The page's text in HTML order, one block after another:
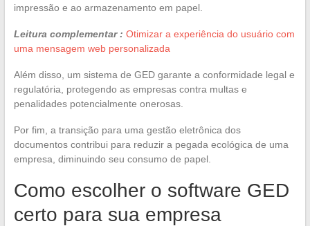
impressão e ao armazenamento em papel.
Leitura complementar : Otimizar a experiência do usuário com
uma mensagem web personalizada
Além disso, um sistema de GED garante a conformidade legal e
regulatória, protegendo as empresas contra multas e
penalidades potencialmente onerosas.
Por fim, a transição para uma gestão eletrônica dos
documentos contribui para reduzir a pegada ecológica de uma
empresa, diminuindo seu consumo de papel.
Como escolher o software GED
certo para sua empresa